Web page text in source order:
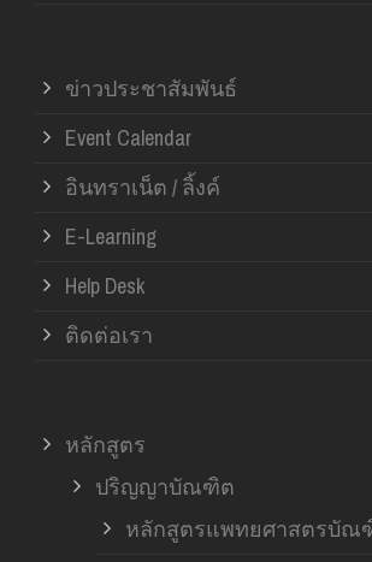
ข่าวประชาสัมพันธ์
Event Calendar
อินทราเน็ต / ลิ้งค์
E-Learning
Help Desk
ติดต่อเรา
หลักสูตร
ปริญญาบัณฑิต
หลักสูตรแพทยศาสตรบัณ